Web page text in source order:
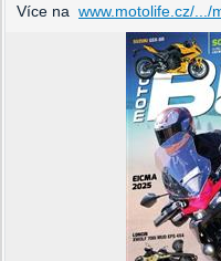
Více na www.motolife.cz/.../